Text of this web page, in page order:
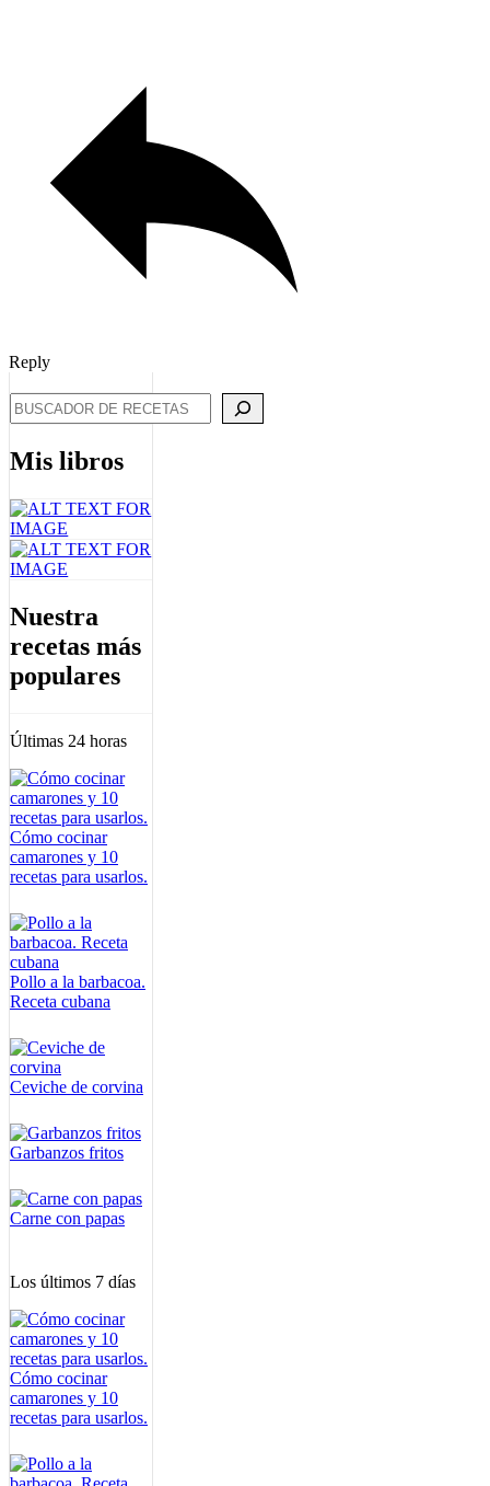
Reply
Search
Mis libros
Nuestra
recetas más
populares
Últimas 24 horas
Cómo cocinar
camarones y 10
recetas para usarlos.
Pollo a la barbacoa.
Receta cubana
Ceviche de corvina
Garbanzos fritos
Carne con papas
Los últimos 7 días
Cómo cocinar
camarones y 10
recetas para usarlos.